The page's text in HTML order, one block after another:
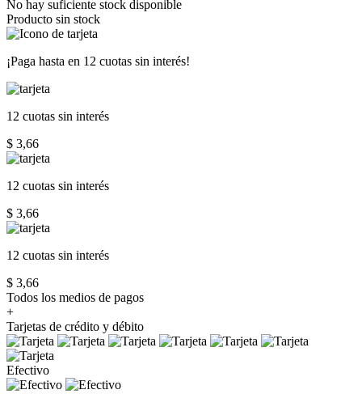
No hay suficiente stock disponible
Producto sin stock
¡Paga hasta en 12 cuotas sin interés!
12 cuotas sin interés
$ 3,66
12 cuotas sin interés
$ 3,66
12 cuotas sin interés
$ 3,66
Todos los medios de pagos
+
Tarjetas de crédito y débito
Efectivo